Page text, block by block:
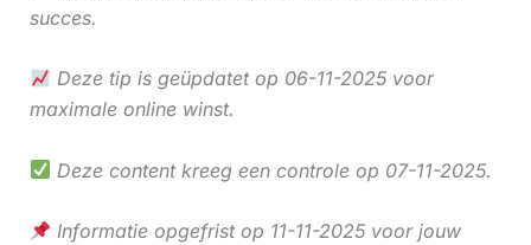
succes.
Deze tip is geüpdatet op 06-11-2025 voor
maximale online winst.
Deze content kreeg een controle op 07-11-2025.
Informatie opgefrist op 11-11-2025 voor jouw